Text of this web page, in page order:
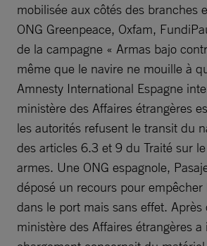
mobilisée aux côtés des branches
ONG Greenpeace, Oxfam,
de la campagne « Armas bajo
même que le navire ne mouille à
Amnesty International Espagne
ministère des Affaires étrangères
les autorités refusent le transit du
des articles 6.3 et 9 du Traité sur
armes. Une ONG espagnole,
déposé un recours pour empêcher
dans le port mais sans effet. Après
ministère des Affaires étrangères